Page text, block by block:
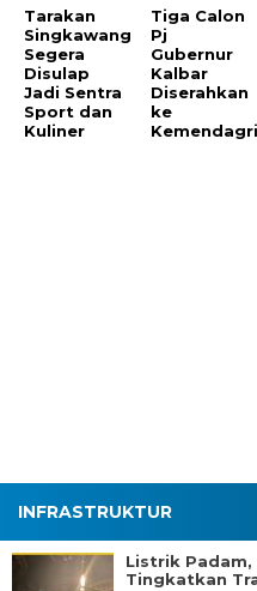
Tarakan
Singkawang
Segera
Disulap
Jadi Sentra
Sport dan
Kuliner
Tiga Calon
Pj
Gubernur
Kalbar
Diserahkan
ke
Kemendagri
INFRASTRUKTUR
Listrik Padam,
Tingkatkan